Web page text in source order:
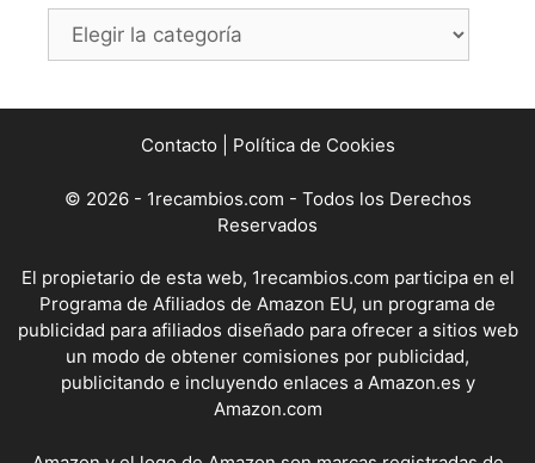
Categorías
Contacto Política de Cookies
© 2026 - 1recambios.com - Todos los Derechos
Reservados
El propietario de esta web, 1recambios.com participa en el
Programa de Afiliados de Amazon EU, un programa de
publicidad para afiliados diseñado para ofrecer a sitios web
un modo de obtener comisiones por publicidad,
publicitando e incluyendo enlaces a Amazon.es y
Amazon.com